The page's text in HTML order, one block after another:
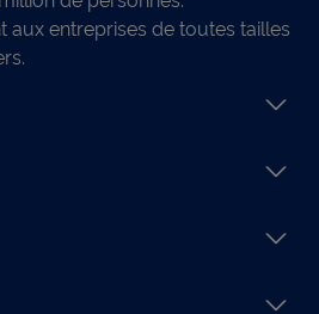
aux entreprises de toutes tailles